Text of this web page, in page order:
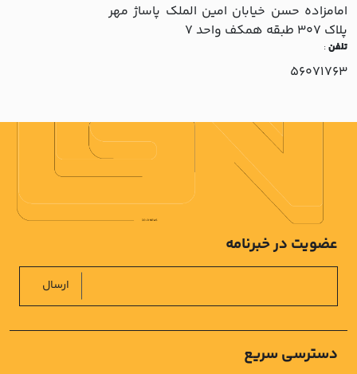
امامزاده حسن خيابان امين الملک پاساژ مهر
پلاک 307 طبقه همکف واحد 7
تلفن:
56071763
دسترسی سریع
عضویت در خبرنامه
ارسال